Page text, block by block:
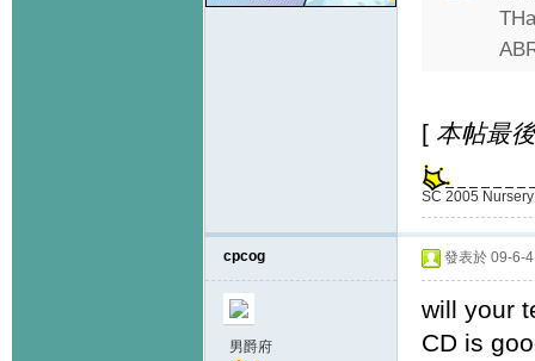
[ 本帖最
SC 2005
cpcog
男爵府
發表於 09-6-
will your
CD is